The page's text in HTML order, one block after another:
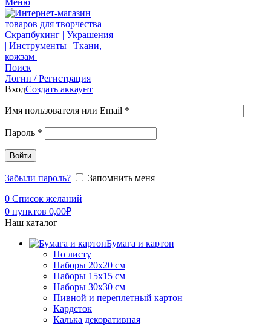
Поиск
Логин / Регистрация
ВходСоздать аккаунт
Имя пользователя или Email *
Пароль *
Войти
Забыли пароль?
Запомнить меня
0 Список желаний
0 пунктов 0,00₽
Наш каталог
Бумага и картон
По листу
Наборы 20х20 см
Наборы 15х15 см
Наборы 30х30 см
Пивной и переплетный картон
Кардсток
Калька декоративная